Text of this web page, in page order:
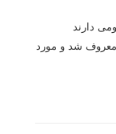
دارند
معروف شد و مورد